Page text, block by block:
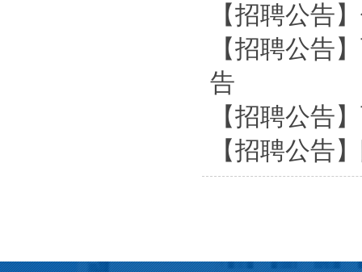
【招聘公告
【招聘公告
告
【招聘公告
【招聘公告